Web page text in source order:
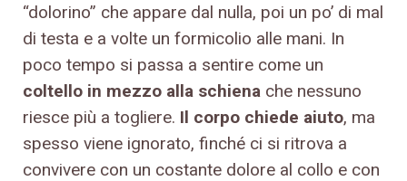
“dolorino” che appare dal nulla, poi un po’ di mal
di testa e a volte un formicolio alle mani. In
poco tempo si passa a sentire come un
coltello in mezzo alla schiena che nessuno
riesce più a togliere. Il corpo chiede aiuto, ma
spesso viene ignorato, finché ci si ritrova a
convivere con un costante dolore al collo e con